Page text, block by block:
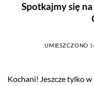
Spotkajmy się
UMIESZCZONO
Kochani! Jeszcze tylko